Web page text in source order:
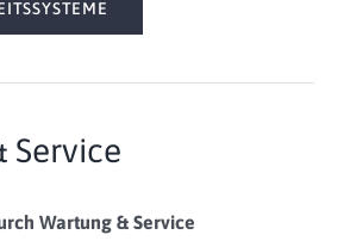
Service
Wartung & Service